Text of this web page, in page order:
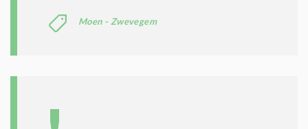
Moen - Zwevegem